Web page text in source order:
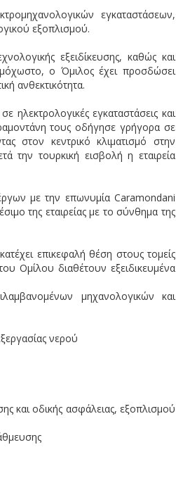
εγκαταστάσεων,
εξοπλισμού.
εξειδίκευσης, καθώς και
ο Όμιλος έχει προσδώσει
ανθεκτικότητα.
ηλεκτρολογικές εγκαταστάσεις και
τους οδήγησε γρήγορα σε
στον κεντρικό κλιματισμό στην
την τουρκική εισβολή η εταιρεία
με την επωνυμία Caramondani
της εταιρείας με το σύνθημα της
επικεφαλή θέση στους τομείς
Ομίλου διαθέτουν εξειδικευμένα
μηχανολογικών και
νερού
και οδικής ασφάλειας, εξοπλισμού